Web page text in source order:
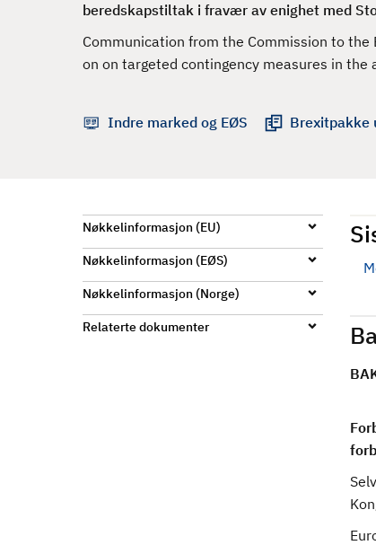
beredskapstiltak i fravær av enighet med
Communication from the Commission to the
on on targeted contingency measures in
Indre marked og EØS Brexitpakke
Nøkkelinformasjon (EU)
Nøkkelinformasjon (EØS)
Nøkkelinformasjon (Norge)
Relaterte dokumenter